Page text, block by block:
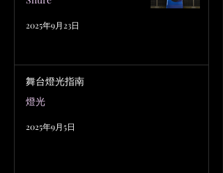
2025年9月23日
舞台燈光指南
燈光
2025年9月5日